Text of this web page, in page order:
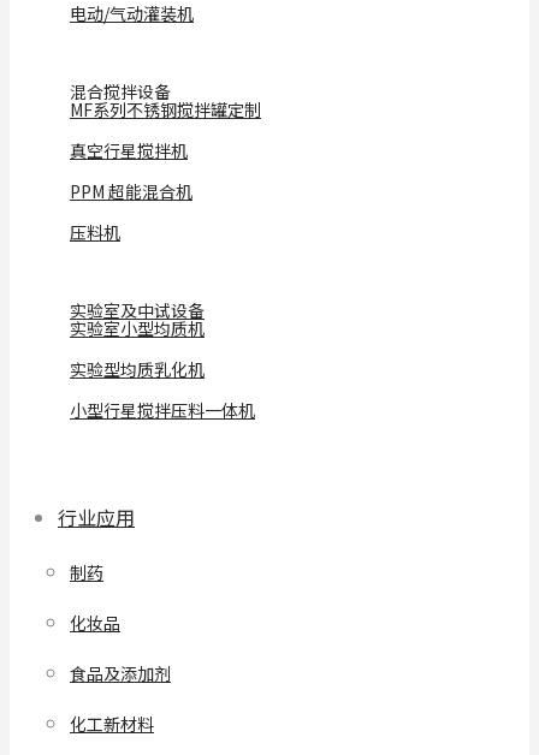
电动/气动灌装机
混合搅拌设备
MF系列不锈钢搅拌罐定制
真空行星搅拌机
PPM 超能混合机
压料机
实验室及中试设备
实验室小型均质机
实验型均质乳化机
小型行星搅拌压料一体机
行业应用
制药
化妆品
食品及添加剂
化工新材料